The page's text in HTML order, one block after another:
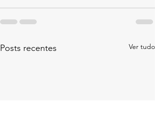
Posts recentes Ver tudo